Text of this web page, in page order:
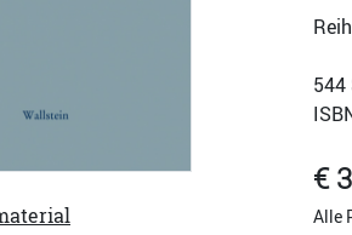
544
€
Alle